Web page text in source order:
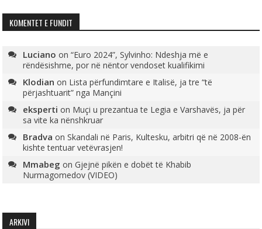
KOMENTET E FUNDIT
Luciano on“Euro 2024”, Sylvinho: Ndeshja më e
rëndësishme, por në nëntor vendoset kualifikimi
Klodian on Lista përfundimtare e Italisë, ja tre “të
përjashtuarit” nga Mançini
eksperti on Muçi u prezantua te Legia e Varshavës, ja për
sa vite ka nënshkruar
Bradva onSkandali në Paris, Kultesku, arbitri që në 2008-ën
kishte tentuar vetëvrasjen!
Mmabeg onGjejnë pikën e dobët të Khabib
Nurmagomedov (VIDEO)
ARKIVI